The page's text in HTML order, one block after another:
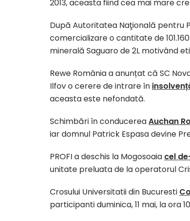
2013, aceasta fiind cea mai mare
După Autoritatea Naţională pentru
comercializare o cantitate de
minerală Saguaro de 2L motivând
Rewe România a anunțat că SC
Ilfov o cerere de intrare în
aceasta este nefondată.
Schimbări în conducereaAuchan
iar domnul Patrick Espasa devine
PROFI a deschis la Mogosoaia cel
unitate preluata de la operatorul
Crosului Universitatii din Bucuresti
participanti duminica, 11 mai, la ora